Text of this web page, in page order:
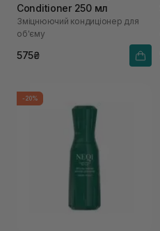
Conditioner 250 мл
Зміцнюючий кондиціонер для
об'єму
575₴
-20%